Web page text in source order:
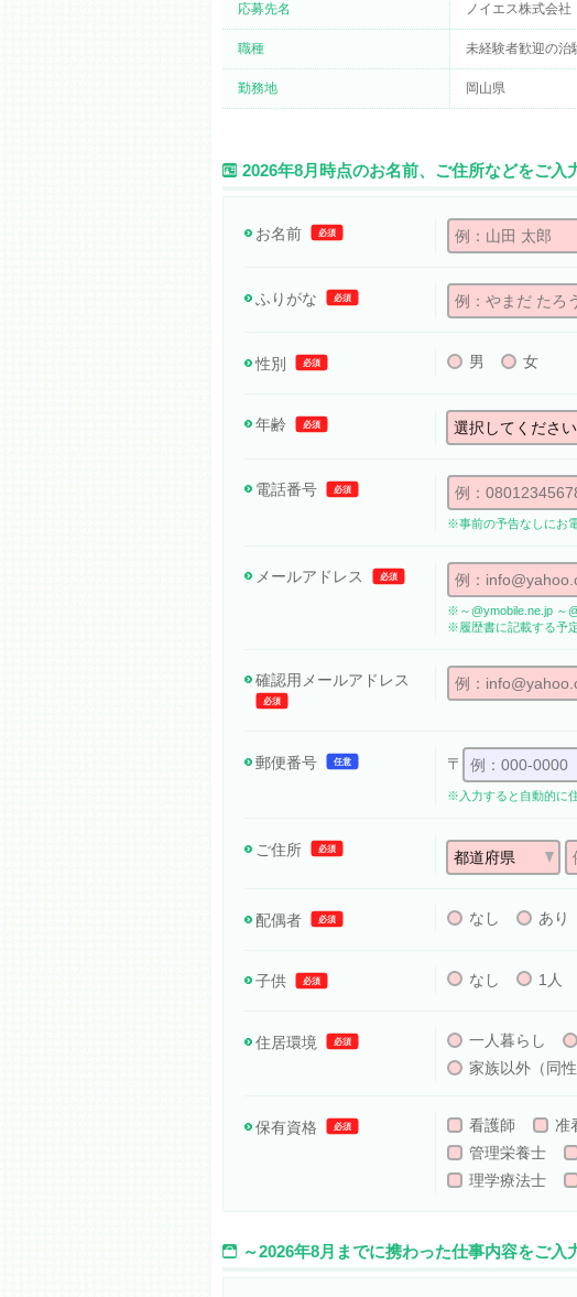
応募先名 ノイエス株式会社
職種 未経験者歓迎の治
勤務地 岡山県
2026年8月時点のお名前、ご住所などをご入
お名前 必須
ふりがな 必須
性別 必須 男 女
年齢 必須
電話番号 必須
※事前の予告なしにお
メールアドレス 必須
※～@ymobile.ne.jp ～
※履歴書に記載する予
確認用メールアドレス
必須
郵便番号 任意 〒
※入力すると自動的に
ご住所 必須
配偶者 必須 なし あり
子供 必須 なし 1人
住居環境 必須 一人暮らし
家族以外（同
保有資格 必須 看護師 准
管理栄養士
理学療法士
～2026年8月までに携わった仕事内容をご入